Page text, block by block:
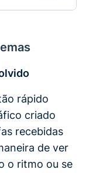
rápido
criado
recebidas
de ver
o ritmo ou se